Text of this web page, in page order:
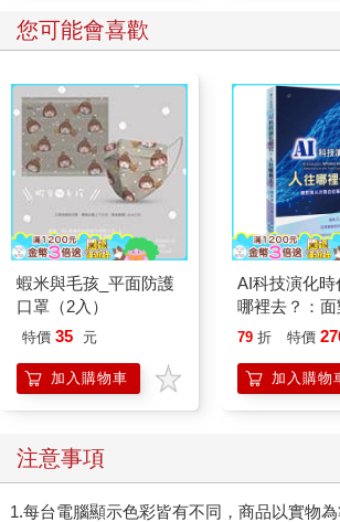
您可能會喜歡
蝦米與毛孩_平面防護
口罩（2入）
特價 35 元
加入購物車
AI科技演化時
哪裡去？：面
哥白尼革命的
79 折 特價
加入購物
注意事項
1.每台電腦顯示色彩皆有不同，商品以實物